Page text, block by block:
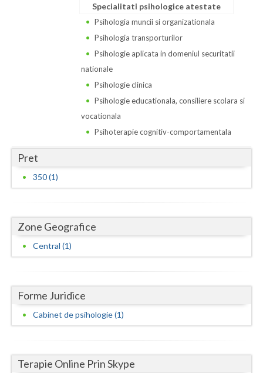
Harghita
Hunedoara
Iasi
Ilfov
Mehedinti
Mures
Olt
Specialitati psihologice atestate
Psihologia muncii si organizationala
Psihologia transporturilor
Psihologie aplicata in domeniul securitatii
nationale
Psihologie clinica
Psihologie educationala, consiliere scolara si
vocationala
Psihoterapie cognitiv-comportamentala
Pret
350 (1)
Zone Geografice
Central (1)
Forme Juridice
Cabinet de psihologie (1)
Terapie Online Prin Skype